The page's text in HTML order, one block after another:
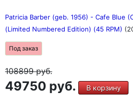
Patricia Barber (geb. 1956) - Cafe Blue
(Limited Numbered Edition) (45 RPM)
Под заказ
108899руб.
49750 руб. В корзину